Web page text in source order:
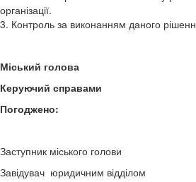
організації.
3. Контроль за виконанням даного
Міський
Керуючий
Погоджено:
Заступник
Завідувач